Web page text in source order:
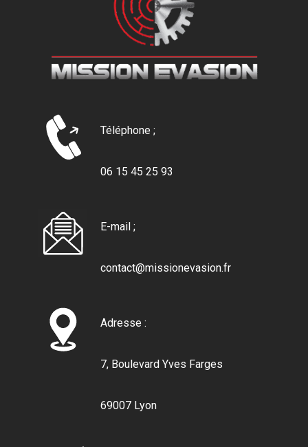
Téléphone ;
06 15 45 25 93
E-mail ;
contact@missionevasion.fr
Adresse :
7, Boulevard Yves Farges
69007 Lyon